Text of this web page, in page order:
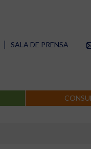
SALA DE PRENSA